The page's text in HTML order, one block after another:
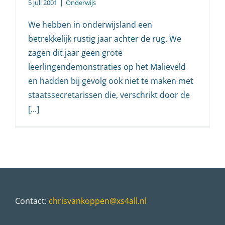
5 juli 2001 | Onderwijs
We hebben in onderwijsland een
betrekkelijk rustig jaar achter de rug. We
zagen dit jaar geen grote
leerlingendemonstraties op het Malieveld
en hadden bij gevolg ook niet te maken met
staatssecretarissen die, verschrikt door de
[...]
Contact: chrisvankoppen@xs4all.nl